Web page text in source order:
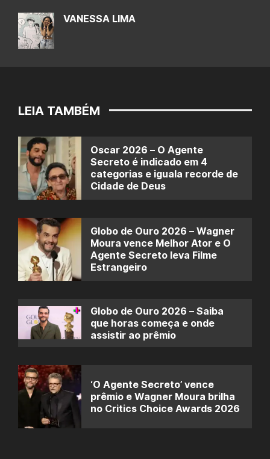
VANESSA LIMA
LEIA TAMBÉM
Oscar 2026 – O Agente
Secreto é indicado em 4
categorias e iguala recorde de
Cidade de Deus
Globo de Ouro 2026 – Wagner
Moura vence Melhor Ator e O
Agente Secreto leva Filme
Estrangeiro
Globo de Ouro 2026 – Saiba
que horas começa e onde
assistir ao prêmio
‘O Agente Secreto’ vence
prêmio e Wagner Moura brilha
no Critics Choice Awards 2026